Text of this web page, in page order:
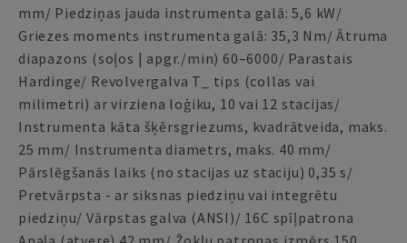
mm/ Piedziņas jauda instrumenta galā: 5,6 kW/
Griezes moments instrumenta galā: 35,3 Nm/ Ātruma
diapazons (soļos | apgr./min) 60–6000/ Parastais
Hardinge/ Revolvergalva T_ tips (collas vai
milimetri) ar virziena loģiku, 10 vai 12 stacijas/
Instrumenta kāta šķērsgriezums, kvadrātveida, maks.
25 mm/ Instrumenta diametrs, maks. 40 mm/
Pārslēgšanās laiks (no stacijas uz staciju) 0,35 s/
Pretvārpsta - ar siksnas piedziņu vai integrētu
piedziņu/ Vārpstas galva (ANSI)/ 16C spīļpatrona